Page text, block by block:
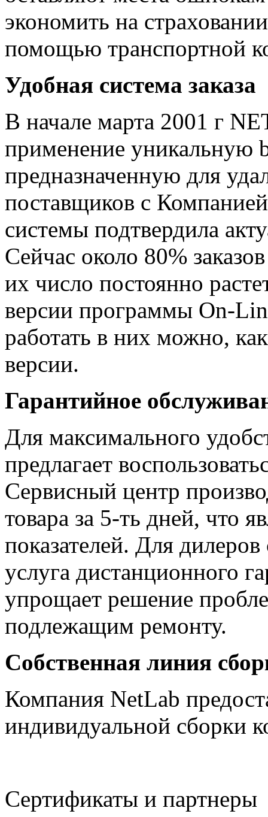
экономить на
помощью транспортной
Удобная система заказа
В начале марта 2001 г
применение уникальную
предназначенную для
поставщиков с
системы подтвердила
Сейчас около 80%
их число постоянно
версии программы On-
работать в них можно,
версии.
Гарантийное
Для максимального
предлагает
Сервисный центр
товара за 5-ть дней, что
показателей. Для
услуга дистанционного
упрощает решение
подлежащим ремонту.
Собственная линия
Компания NetLab
индивидуальной сборки
Сертификаты и партнеры